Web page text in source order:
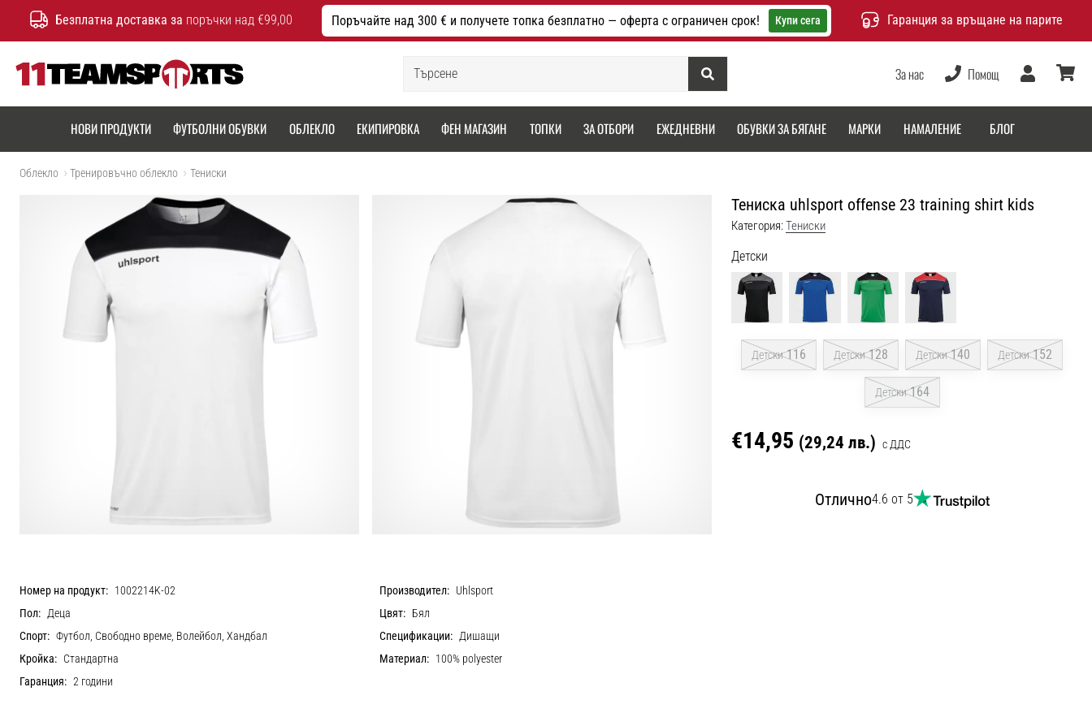
Безплатна доставка за поръчки над €99,00 Поръчайте над 300 € и получете топка безплатно — оферта с ограничен срок! Купи сега Гаранция за връщане на парите
Търсене
За нас Помощ
Потребител
НОВИ ПРОДУКТИ ФУТБОЛНИ ОБУВКИ ОБЛЕКЛО ЕКИПИРОВКА ФЕН МАГАЗИН ТОПКИ ЗА ОТБОРИ ЕЖЕДНЕВНИ ОБУВКИ ЗА БЯГАНЕ МАРКИ НАМАЛЕНИЕ БЛОГ
Облекло Тренировъчно облекло Тениски
Тениска uhlsport offense 23 training shirt kids
Категория:Тениски
Детски
Детски 116 Детски 128 Детски 140 Детски 152
Детски 164
€14,95 (29,24 лв.) с ДДС
Отлично4.6 от 5
Номер на продукт: 1002214K-02 Производител: Uhlsport
Пол: Деца Цвят: Бял
Спорт: Футбол, Свободно време, Волейбол, Хандбал Спецификации: Дишащи
Кройка: Стандартна Материал: 100% polyester
Гаранция: 2 години